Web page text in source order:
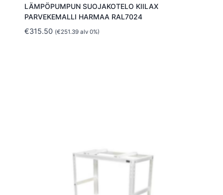
LÄMPÖPUMPUN SUOJAKOTELO KIILAX
PARVEKEMALLI HARMAA RAL7024
€315.50 (€251.39alv 0%)